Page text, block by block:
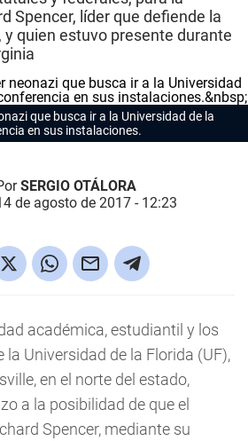
Spencer, líder que defiende la
quien estuvo presente durante
que busca ir a la Universidad de la
en sus instalaciones.
SERGIO OTÁLORA
de agosto de 2017 - 12:23
académica, estudiantil y los
la Universidad de la Florida (UF),
en el norte del estado,
a la posibilidad de que el
Spencer, mediante su